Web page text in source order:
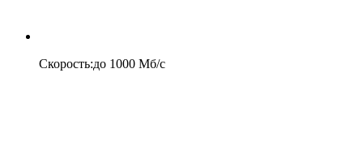
Скорость:до 1000 Мб/c